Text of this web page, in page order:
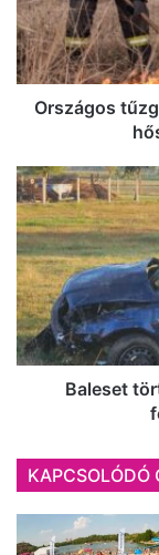
péntektől
a
hőség
és
Országos
Baleset
történt
Bács-
Kiskun
vármegyében,
félpályás
útlezárás
van
Baleset
KAPCSOLÓDÓ